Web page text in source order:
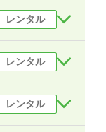
レンタル
レンタル
レンタル